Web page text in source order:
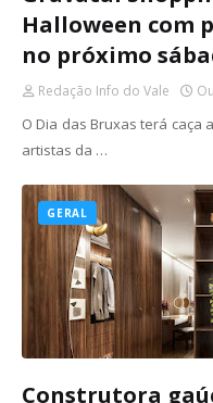
Halloween com
no próximo
Redação Info do Vale
O Dia das Bruxas terá caça
artistas da …
GERAL
Construtora